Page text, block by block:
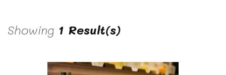
Showing 1 Result(s)